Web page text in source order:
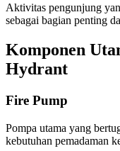
Aktivitas pengunjung
sebagai bagian penting
Komponen
Hydrant
Fire Pump
Pompa utama yang
kebutuhan pemadaman